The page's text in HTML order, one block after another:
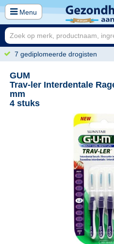
Menu
7 gediplomeerde drogisten
GUM
Trav-ler Interdentale
mm
4 stuks
4,75